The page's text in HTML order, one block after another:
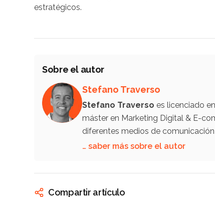
estratégicos.
Sobre el autor
Stefano Traverso
Stefano Traverso es licenciado
máster en Marketing Digital & E-
diferentes medios de
… saber más sobre el autor
Compartir artículo